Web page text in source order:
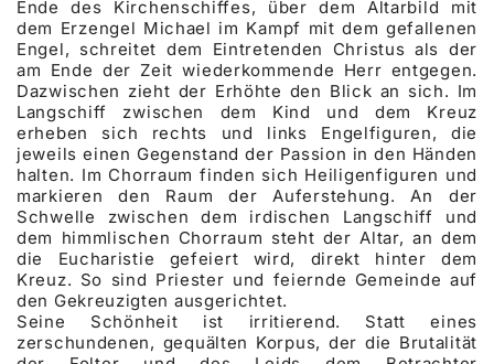
Ende des Kirchenschiffes, über dem Altarbild mit
dem Erzengel Michael im Kampf mit dem gefallenen
Engel, schreitet dem Eintretenden Christus als der
am Ende der Zeit wiederkommende Herr entgegen.
Dazwischen zieht der Erhöhte den Blick an sich. Im
Langschiff zwischen dem Kind und dem Kreuz
erheben sich rechts und links Engelfiguren, die
jeweils einen Gegenstand der Passion in den Händen
halten. Im Chorraum finden sich Heiligenfiguren und
markieren den Raum der Auferstehung. An der
Schwelle zwischen dem irdischen Langschiff und
dem himmlischen Chorraum steht der Altar, an dem
die Eucharistie gefeiert wird, direkt hinter dem
Kreuz. So sind Priester und feiernde Gemeinde auf
den Gekreuzigten ausgerichtet.
Seine Schönheit ist irritierend. Statt eines
zerschundenen, gequälten Korpus, der die Brutalität